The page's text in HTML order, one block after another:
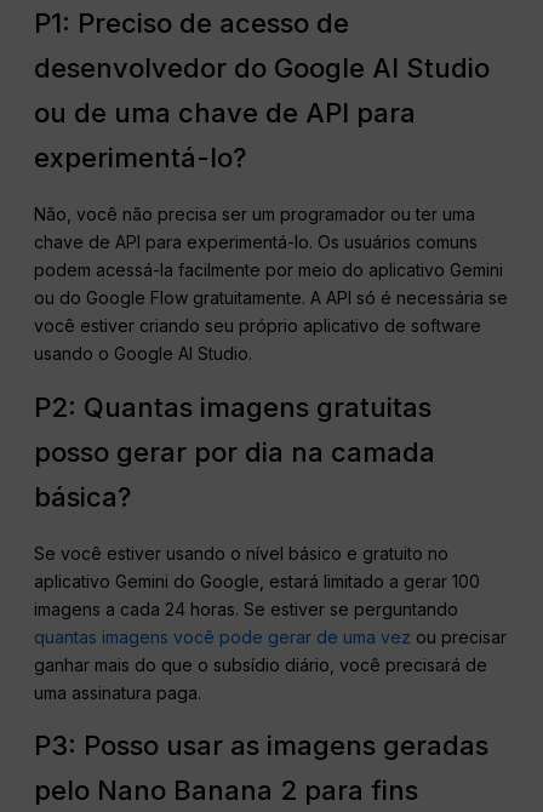
P1: Preciso de acesso de
desenvolvedor do Google AI Studio
ou de uma chave de API para
experimentá-lo?
Não, você não precisa ser um programador ou ter uma
chave de API para experimentá-lo. Os usuários comuns
podem acessá-la facilmente por meio do aplicativo Gemini
ou do Google Flow gratuitamente. A API só é necessária se
você estiver criando seu próprio aplicativo de software
usando o Google AI Studio.
P2: Quantas imagens gratuitas
posso gerar por dia na camada
básica?
Se você estiver usando o nível básico e gratuito no
aplicativo Gemini do Google, estará limitado a gerar 100
imagens a cada 24 horas. Se estiver se perguntando
quantas imagens você pode gerar de uma vez ou precisar
ganhar mais do que o subsídio diário, você precisará de
uma assinatura paga.
P3: Posso usar as imagens geradas
pelo Nano Banana 2 para fins